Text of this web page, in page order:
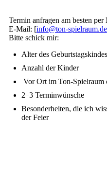
Termin anfragen am besten
E-Mail: [info@ton-spielraum.de
Bitte schick mir:
Alter des Geburtstagskindes
Anzahl der Kinder
Vor Ort im Ton-
2–3 Terminwünsche
Besonderheiten, die ich
der Feier